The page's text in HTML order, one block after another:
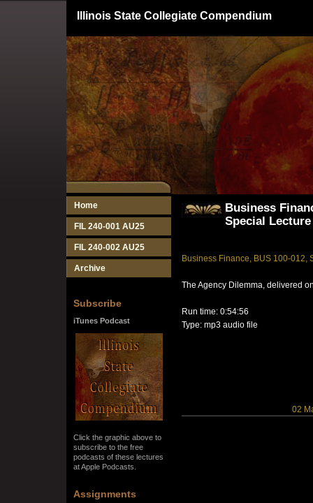
Illinois State Collegiate Compendium
Home
FIL 240-001 AU25
FIL 240-002 AU25
Archive
Subscribe
iTunes Podcast
Click the graphic above to
subscribe to the free
podcasts of these lectures
at Apple Podcasts.
Assignments
Business
Special Lecture
Business Finance, BUS 100-012,
The Agency Dilemma, delivered
Run time: 0:54:56
Type: mp3 audio file
02